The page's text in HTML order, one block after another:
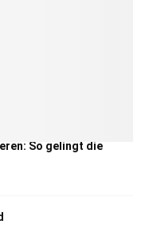
So gelingt die